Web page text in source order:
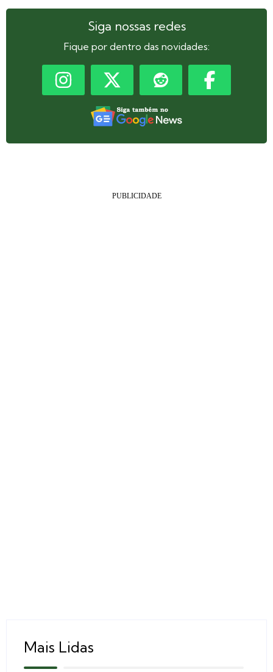
Siga nossas redes
Fique por dentro das novidades:
Mais Lidas